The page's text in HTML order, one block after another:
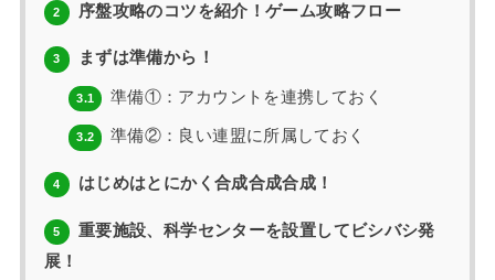
2 序盤攻略のコツを紹介！ゲーム攻略フロー
3 まずは準備から！
3.1 準備①：アカウントを連携しておく
3.2 準備②：良い連盟に所属しておく
4 はじめはとにかく合成合成合成！
5
重要施設、科学センターを設置してビシバシ発
展！